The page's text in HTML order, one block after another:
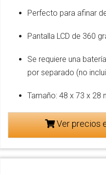
Perfecto para afinar
Pantalla LCD de 360
Se requiere una
por separado (no
Tamaño: 48 x 73 x 28
Ver precios